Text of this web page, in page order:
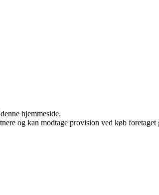
hjemmeside.
og kan modtage provision ved køb